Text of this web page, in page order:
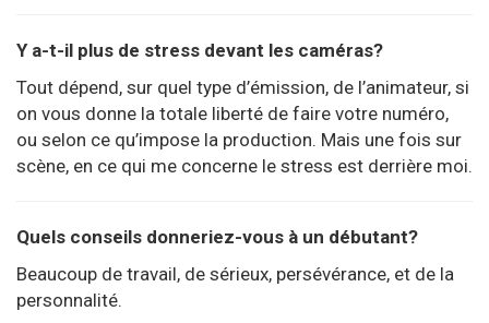
Y a-t-il plus de stress devant les caméras?
Tout dépend, sur quel type d’émission, de l’animateur, si
on vous donne la totale liberté de faire votre numéro,
ou selon ce qu’impose la production. Mais une fois sur
scène, en ce qui me concerne le stress est derrière moi.
Quels conseils donneriez-vous à un débutant?
Beaucoup de travail, de sérieux, persévérance, et de la
personnalité.